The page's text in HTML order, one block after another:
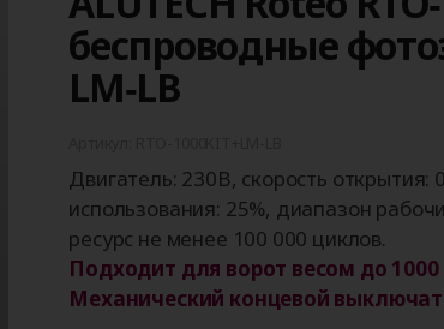
ворота
для
ворот
Автоматика для
решетки
Перегрузочные
беспроводные
LM‑LB
Двигатель: 230В, скорость открытия:
использования: 25%, диапазон
ресурс не менее 100 000 циклов.
Подходит для ворот весом до
Механический концевой